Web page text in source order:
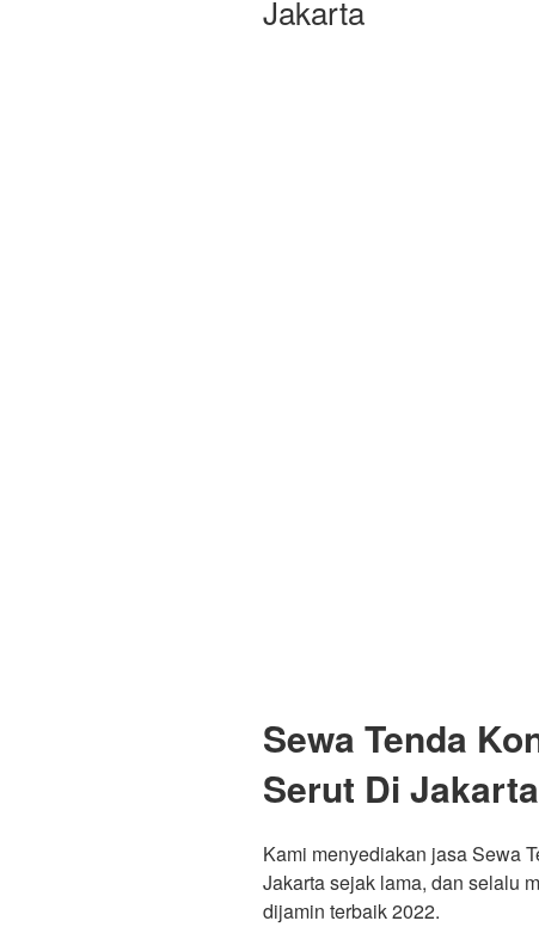
Jakarta
Sewa Tenda
Serut Di Jakarta
Kami menyediakan jasa Sewa
Jakarta sejak lama, dan selalu
dijamin terbaik 2022.